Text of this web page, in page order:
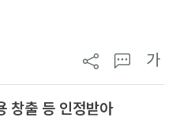
가
창출 등 인정받아